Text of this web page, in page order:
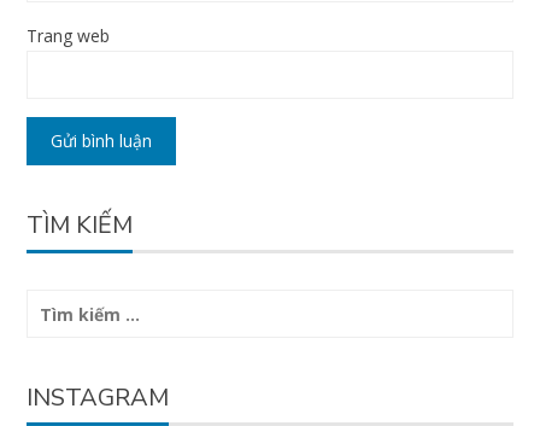
Trang web
TÌM KIẾM
Tìm
INSTAGRAM